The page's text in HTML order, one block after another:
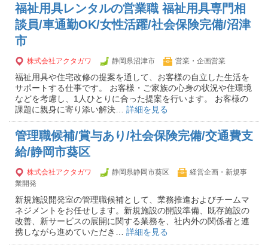
福祉用具レンタルの営業職 福祉用具専門相
談員/車通勤OK/女性活躍/社会保険完備/沼津
市
株式会社アクタガワ 静岡県沼津市 営業・企画営業
福祉用具や住宅改修の提案を通して、お客様の自立した生活を
サポートする仕事です。 お客様・ご家族の心身の状況や住環境
などを考慮し、1人ひとりに合った提案を行います。 お客様の
課題に親身に寄り添い解決… 詳細を見る
管理職候補/賞与あり/社会保険完備/交通費支
給/静岡市葵区
株式会社アクタガワ 静岡県静岡市葵区
経営企画・新規事
業開発
新規施設開発室の管理職候補として、業務推進およびチームマ
ネジメントをお任せします。新規施設の開設準備、既存施設の
改善、新サービスの展開に関する業務を、社内外の関係者と連
携しながら進めていただき… 詳細を見る